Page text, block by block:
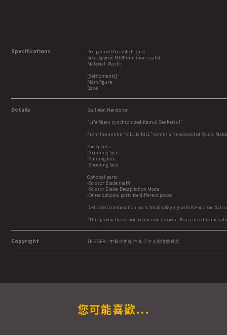
Specifications
Pre-painted Posable Figure
Size: Approx. H100mm (non-scale)
Material: Plastic
[Set Contents]
Main figure
Base
Details
Sculptor: Nendoron
"Life fibers synchronized-Kamui Senketsu!"
From the anime "KILL la KILL" comes a Nendoroid of Ryuko
Face plates:
-Grinning face
-Smiling face
-Shouting face
Optional parts:
-Scissor Blade (half)
-Scissor Blade: Decapitation Mode
-Other optional parts for different poses.
Dedicated combination parts for displaying with Nendoroid
*This product does not balance on its own. Please use the
Copyright TRIGGER・中島かずき/キルラキル製作委員会
您可能喜歡...